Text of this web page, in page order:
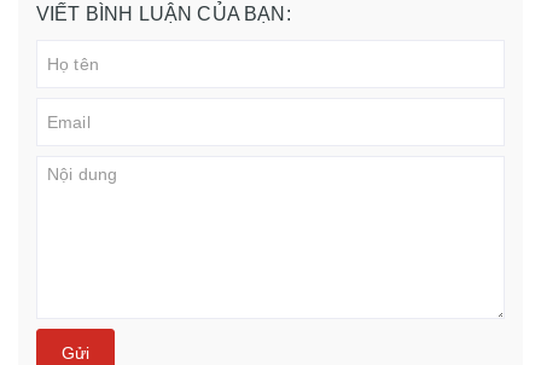
VIẾT BÌNH LUẬN CỦA BẠN:
Gửi